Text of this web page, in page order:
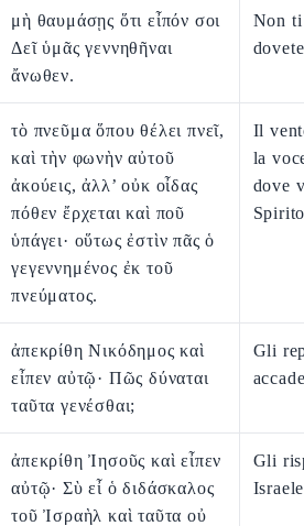
μὴ θαυμάσῃς ὅτι εἶπόν σοι
Δεῖ ὑμᾶς γεννηθῆναι
ἄνωθεν.
Non ti
τὸ πνεῦμα ὅπου θέλει πνεῖ,
καὶ τὴν φωνὴν αὐτοῦ
ἀκούεις, ἀλλ’ οὐκ οἶδας
πόθεν ἔρχεται καὶ ποῦ
ὑπάγει· οὕτως ἐστὶν πᾶς ὁ
γεγεννημένος ἐκ τοῦ
πνεύματος.
Il
la
dove
ἀπεκρίθη Νικόδημος καὶ
εἶπεν αὐτῷ· Πῶς δύναται
ταῦτα γενέσθαι;
Gli
ἀπεκρίθη Ἰησοῦς καὶ εἶπεν
αὐτῷ· Σὺ εἶ ὁ διδάσκαλος
τοῦ Ἰσραὴλ καὶ ταῦτα οὐ
Gli